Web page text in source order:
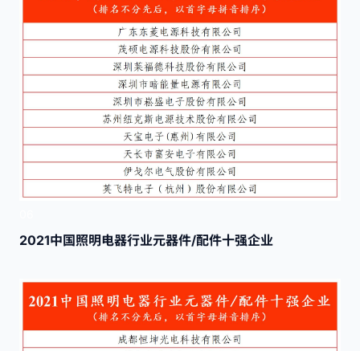
2021中国照明电器行业元器件/配件十强企业